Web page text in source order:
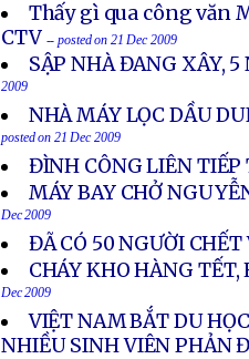
Thấy gì qua công văn
CTV -- posted on 21 Dec 2009
SẬP NHÀ ĐANG XÂY,
2009
NHÀ MÁY LỌC DẦU
posted on 21 Dec 2009
ĐÌNH CÔNG LIÊN
MÁY BAY CHỞ
Dec 2009
ĐÃ CÓ 50 NGƯỜI CHẾT
CHÁY KHO HÀNG
Dec 2009
VIỆT NAM BẮT DU
NHIỀU SINH VIÊN PHẢN